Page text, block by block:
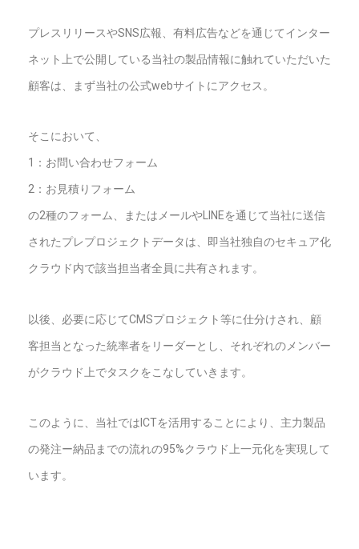
プレスリリースやSNS広報、有料広告などを通じてインター
ネット上で公開している当社の製品情報に触れていただいた
顧客は、まず当社の公式webサイトにアクセス。
そこにおいて、
1：お問い合わせフォーム
2：お見積りフォーム
の2種のフォーム、またはメールやLINEを通じて当社に送信
されたプレプロジェクトデータは、即当社独自のセキュア化
クラウド内で該当担当者全員に共有されます。
以後、必要に応じてCMSプロジェクト等に仕分けされ、顧
客担当となった統率者をリーダーとし、それぞれのメンバー
がクラウド上でタスクをこなしていきます。
このように、当社ではICTを活用することにより、主力製品
の発注ー納品までの流れの95%クラウド上一元化を実現して
います。